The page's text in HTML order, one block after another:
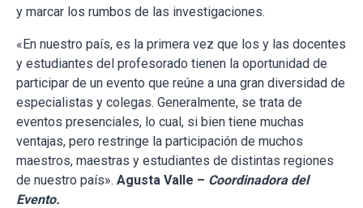
y marcar los rumbos de las investigaciones.
«En nuestro país, es la primera vez que los y las docentes
y estudiantes del profesorado tienen la oportunidad de
participar de un evento que reúne a una gran diversidad de
especialistas y colegas. Generalmente, se trata de
eventos presenciales, lo cual, si bien tiene muchas
ventajas, pero restringe la participación de muchos
maestros, maestras y estudiantes de distintas regiones
de nuestro país». Agusta Valle – Coordinadora del
Evento.